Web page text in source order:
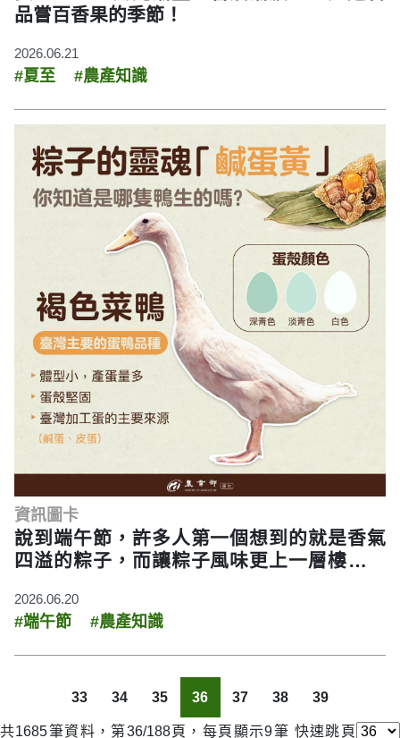
品嘗百香果的季節！
2026.06.21
#夏至 #農產知識
資訊圖卡
說到端午節，許多人第一個想到的就是香氣
四溢的粽子，而讓粽子風味更上一層樓的，
2026.06.20
#端午節 #農產知識
33 34 35 36 37 38 39
共1685筆資料，第36/188頁，每頁顯示9筆 快速跳頁